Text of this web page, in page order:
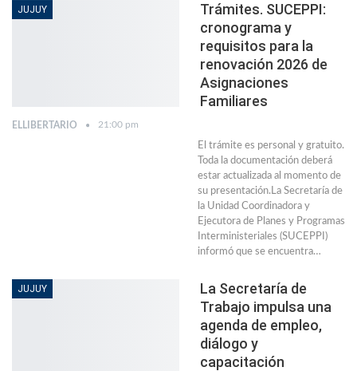
JUJUY
Trámites. SUCEPPI:
cronograma y
requisitos para la
renovación 2026 de
Asignaciones
Familiares
ELLIBERTARIO 21:00 pm
El trámite es personal y gratuito.
Toda la documentación deberá
estar actualizada al momento de
su presentación.La Secretaría de
la Unidad Coordinadora y
Ejecutora de Planes y Programas
Interministeriales (SUCEPPI)
informó que se encuentra…
JUJUY
La Secretaría de
Trabajo impulsa una
agenda de empleo,
diálogo y
capacitación